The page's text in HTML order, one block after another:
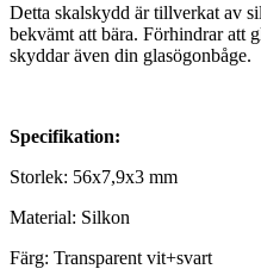
Detta skalskydd är tillverkat av
bekvämt att bära. Förhindrar att
skyddar även din glasögonbåge.
Specifikation:
Storlek: 56x7,9x3 mm
Material: Silkon
Färg: Transparent vit+svart